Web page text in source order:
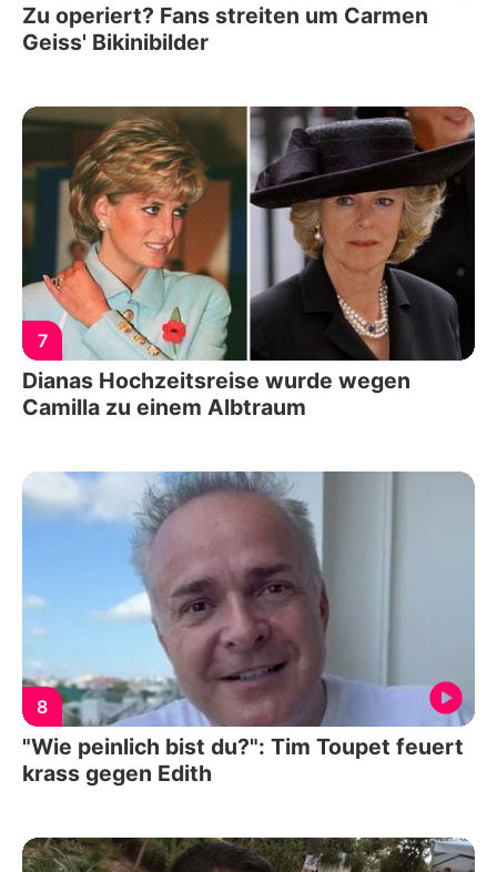
Zu operiert? Fans streiten um Carmen
Geiss' Bikinibilder
7
Dianas Hochzeitsreise wurde wegen
Camilla zu einem Albtraum
8
"Wie peinlich bist du?": Tim Toupet feuert
krass gegen Edith